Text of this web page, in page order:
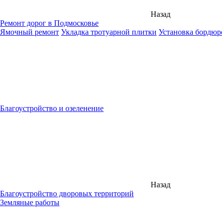
Назад
Ремонт дорог в Подмосковье
Ямочный ремонт Укладка тротуарной плитки Установка
Благоустройство и озеленение
Назад
Благоустройство дворовых территорий
Земляные работы